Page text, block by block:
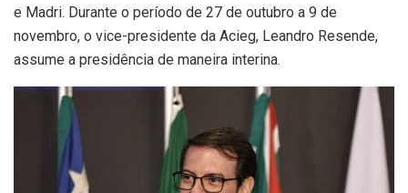
e Madri. Durante o período de 27 de outubro a 9 de
novembro, o vice-presidente da Acieg, Leandro Resende,
assume a presidência de maneira interina.